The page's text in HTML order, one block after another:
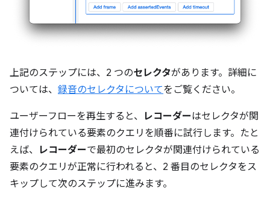
上記のステップには、2 つのセレクタがあります。詳細に
ついては、 録音のセレクタについてをご覧ください。
ユーザーフローを再生すると、 レコーダーはセレクタが関
連付けられている要素のクエリを順番に試行します。たと
えば、
レコーダーで最初のセレクタが関連付けられている
要素のクエリが正常に行われると、2 番目のセレクタをス
キップして次のステップに進みます。